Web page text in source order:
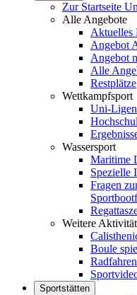
Zur Startseite
Alle Angebote
Aktuelles
Angebot
Angebot
Alle
Restplätze
Wettkampfsport
Uni-Ligen
Wassersport
Maritime
Spezielle
Fragen
Weitere
Boule
Sportstätten